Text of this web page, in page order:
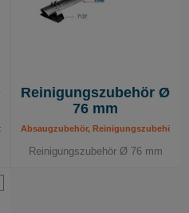
Reinigungszubehör Ø
76 mm
Absaugzubehör, Reinigungszubehör
Reinigungszubehör Ø 76 mm